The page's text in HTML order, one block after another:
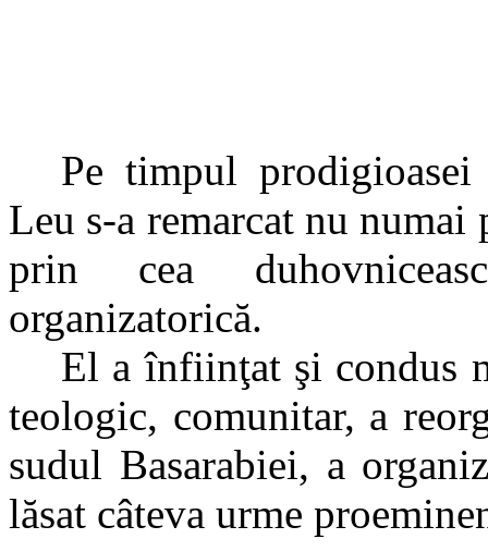
Pe timpul
Leu s-a remarcat nu numai
prin cea
organizatorică.
El a înfiinţat şi condus
teologic, comunitar, a
sudul Basarabiei, a
lăsat câteva urme